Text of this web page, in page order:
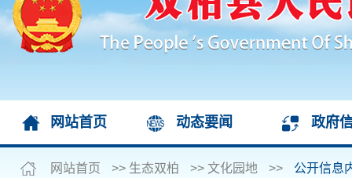
网站首页 动态要闻 政府
网站首页 >> 生态双柏 >> 文化园地 >> 公开信息